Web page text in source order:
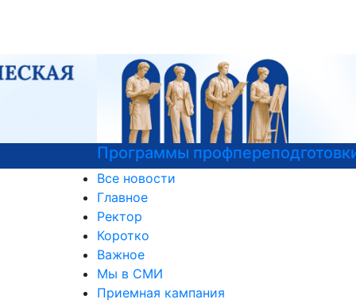
Программы профпереподготовки
Все новости
Главное
Ректор
Коротко
Важное
Мы в СМИ
Приемная кампания